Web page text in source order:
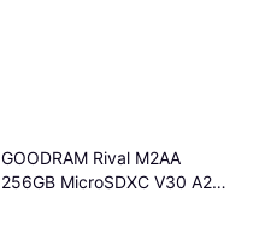
GOODRAM Rival M2AA
256GB MicroSDXC V30 A2